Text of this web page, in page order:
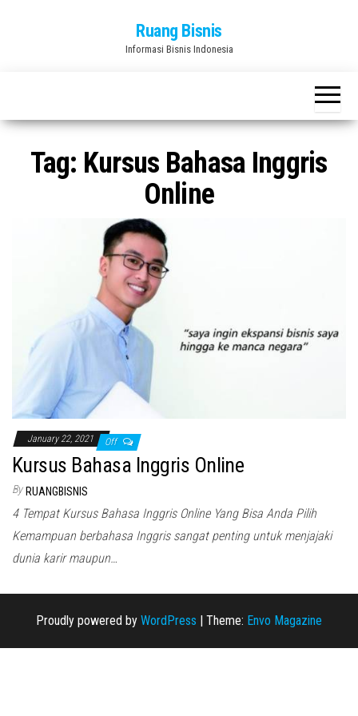
Ruang Bisnis
Informasi Bisnis Indonesia
Tag: Kursus Bahasa Inggris
Online
January 22, 2021 Off
Kursus Bahasa Inggris Online
By RUANGBISNIS
4 Tempat Kursus Bahasa Inggris Online Yang Bisa Anda Pilih
Kemampuan berbahasa Inggris sangat penting untuk menjajaki
dunia karir maupun…
Proudly powered by WordPress | Theme: Envo Magazine